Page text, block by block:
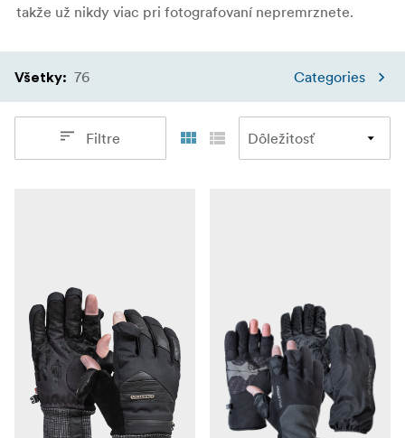
takže už nikdy viac pri fotografovaní nepremrznete.
Všetky: 76 Categories
Filtre